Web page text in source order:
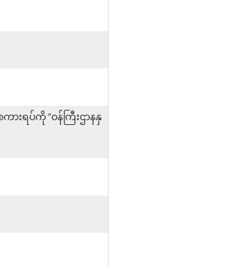
းရပ်ကို “ဝန်ကြီးဌာနနှ